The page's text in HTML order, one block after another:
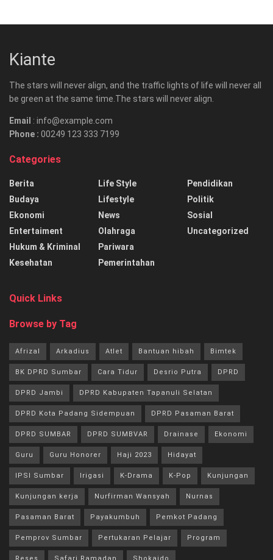
Kiante
The stars will never align, and the traffic lights of life will never all
be green at the same time.The stars will never align.
Email : info@example.com
Phone : 00249 123 333 7199
Categories
Berita
Budaya
Ekonomi
Entertaiment
Hukum & Kriminal
Kesehatan
Life Style
Lifestyle
News
Olahraga
Pariwara
Pemerintahan
Pendidikan
Politik
Sosial
Uncategorized
Quick Links
Browse by Tag
Afrizal Arkadius Atlet Bantuan hibah Bimtek
BK DPRD Sumbar Cara Tidur Desrio Putra DPRD
DPRD Jambi DPRD Kabupaten Tapanuli Selatan
DPRD Kota Padang Sidempuan DPRD Pasaman Barat
DPRD SUMBAR DPRD SUMBVAR Drainase Ekonomi
Guru Guru Honorer Haji 2023 Hidayat
IPSI Sumbar Irigasi K-Drama K-Pop Kunjungan
Kunjungan kerja Nurfirman Wansyah Nurnas
Pasaman Barat Payakumbuh Pemkot Padang
Pemprov Sumbar Pertukaran Pelajar Program